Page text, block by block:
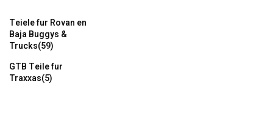
Teiele fur Rovan en
Baja Buggys &
Trucks(59)
GTB Teile fur
Traxxas(5)